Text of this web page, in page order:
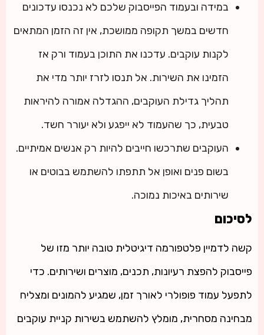
במידה ובעמוד הפייסבוק שלכם לא נכנסו עדכונים
חדשים במשך תקופה ממושכת, אין זה הזמן המתאים
לקנות עוקבים. עדכנו את התוכן בעמוד ורק אז
הזמינו את השירות. אל תנסו לזרז יותר מדי את
תהליך גדילת העוקבים, ההגדלה אמורה להיראות
טבעית, כך שהעמוד לא ייפגע ולא יעורר חשד.
העוקבים שתרכשו חייבים להיות רק אנשים אמיתיים.
בשום פנים ואופן אל תתפתו להשתמש בבוטים או
שירותים באיכות נמוכה.
לסיכום
קשה לדמיין פלטפורמה דיגיטלית טובה יותר מזו של
פייסבוק להפצת רעיונות, תכנים, מוצרים ושירותים. כדי
לתפעל עמוד פופולרי לאורך זמן, שמגיע להמונים ומצליח
מבחינה מסחרית, מומלץ להשתמש בשירות קניית עוקבים